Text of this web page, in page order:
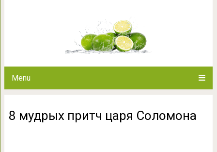
Menu
8 мудрых притч царя Соломона